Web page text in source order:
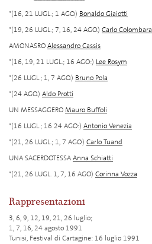
*(16, 21 LUGL.; 1 AGO.) Bonaldo Giaiotti
*(19, 26 LUGL.; 7, 16, 24 AGO.) Carlo Colombara
AMONASROAlessandro Cassis
*(16, 19, 21 LUGL.; 16 AGO:) Lee Rosym
*(26 LUGL.; 1, 7 AGO.) Bruno Pola
*(24 AGO.) Aldo Protti
UN MESSAGGEROMauro Buffoli
*(16 LUGL.; 16 24 AGO:) Antonio Venezia
*(21, 26 LUGL.; 1, 7 AGO.) Carlo Tuand
UNA SACERDOTESSAAnna Schiatti
*(21, 26 LUGL. 1, 7, 16 AGO) Corinna Vozza
Rappresentazioni
3, 6, 9, 12, 19, 21, 26 luglio;
1, 7, 16, 24 agosto 1991
Tunisi, Festival di Cartagine: 16 luglio 1991